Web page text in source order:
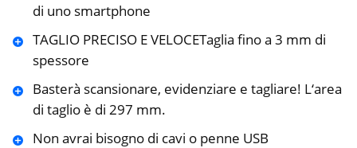
di uno smartphone
TAGLIO PRECISO E VELOCETaglia fino a 3 mm di
spessore
Basterà scansionare, evidenziare e tagliare! L‘area
di taglio è di 297 mm.
Non avrai bisogno di cavi o penne USB